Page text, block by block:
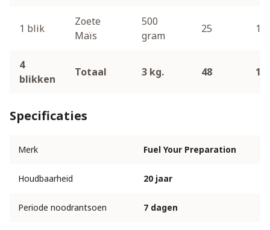
1 blik
Zoete
Maïs
500
gram
25
4
blikken
Totaal 3 kg. 48
Specificaties
Merk Fuel Your Preparation
Houdbaarheid 20 jaar
Periode noodrantsoen 7 dagen